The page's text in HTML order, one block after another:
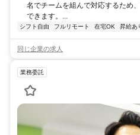
名でチームを組んで対応するため
できます。...
シフト自由 フルリモート 在宅OK 昇給あ
同じ企業の求人
業務委託